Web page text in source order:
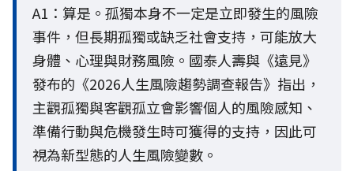
A1：算是。孤獨本身不一定是立即發生的風險
事件，但長期孤獨或缺乏社會支持，可能放大
身體、心理與財務風險。國泰人壽與《遠見》
發布的《2026人生風險趨勢調查報告》指出，
主觀孤獨與客觀孤立會影響個人的風險感知、
準備行動與危機發生時可獲得的支持，因此可
視為新型態的人生風險變數。